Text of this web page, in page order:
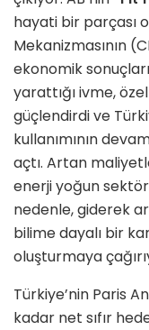
hayati bir parçası
Mekanizmasının
ekonomik
yarattığı ivme,
güçlendirdi ve
kullanımının
açtı. Artan
enerji yoğun
nedenle, giderek
bilime dayalı bir
oluşturmaya
Türkiye’nin Paris
kadar net sıfır